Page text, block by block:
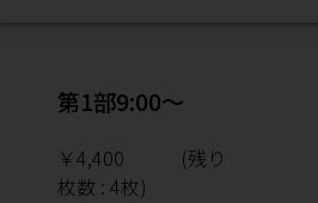
第1部9:00～
￥4,400 (残り
枚数 : 4枚)